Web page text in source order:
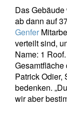
Das
ab dann auf
Genfer
verteilt sind,
Name: 1
Gesamtfläche
Patrick Odier,
bedenken.
wir aber